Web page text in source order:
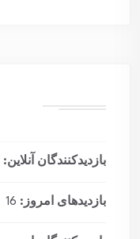
بازدیدکنندگان آنلاین:
بازدیدهای امروز: 16